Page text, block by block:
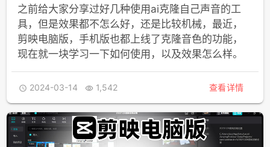
之前给大家分享过好几种使用ai克隆自己声音的工
具，但是效果都不怎么好，还是比较机械，最近，
剪映电脑版，手机版也都上线了克隆音色的功能，
现在就一块学习一下如何使用，以及效果怎么样。
 2024-03-14  1,542 查看详情